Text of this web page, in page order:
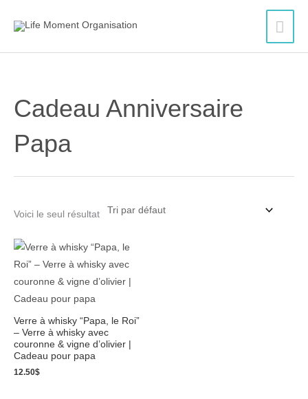
Cadeau Anniversaire
Papa
Voici le seul résultat
Verre à whisky “Papa, le Roi”
– Verre à whisky avec
couronne & vigne d’olivier |
Cadeau pour papa
12.50$